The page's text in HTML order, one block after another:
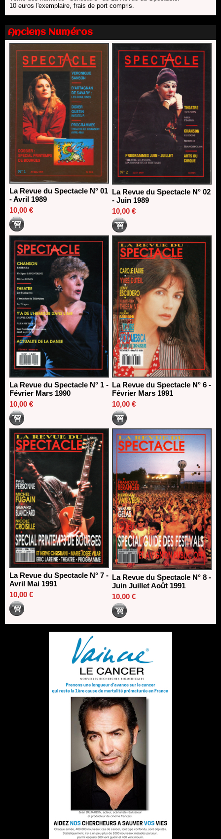
direction du Théâtre de Gennevilliers - CDN
13/06/2026
Dispositif SACD Auteurs d'espaces : les lauréats 2026
18/03/2026
10 euros l'exemplaire, frais de port compris.
Anciens Numéros
La Revue du Spectacle N° 01
- Avril 1989
10,00 €
La Revue du Spectacle N° 02
- Juin 1989
10,00 €
La Revue du Spectacle N° 1 -
Février Mars 1990
10,00 €
La Revue du Spectacle N° 6 -
Février Mars 1991
10,00 €
La Revue du Spectacle N° 7 -
Avril Mai 1991
10,00 €
La Revue du Spectacle N° 8 -
Juin Juillet Août 1991
10,00 €